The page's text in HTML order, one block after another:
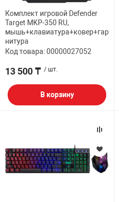
ДОМА
Комплект игровой Defender
Target MKP-350 RU,
мышь+клавиатура+ковер+гар
нитура
Код товара: 00000027052
13 500 ₸ / шт.
В корзину